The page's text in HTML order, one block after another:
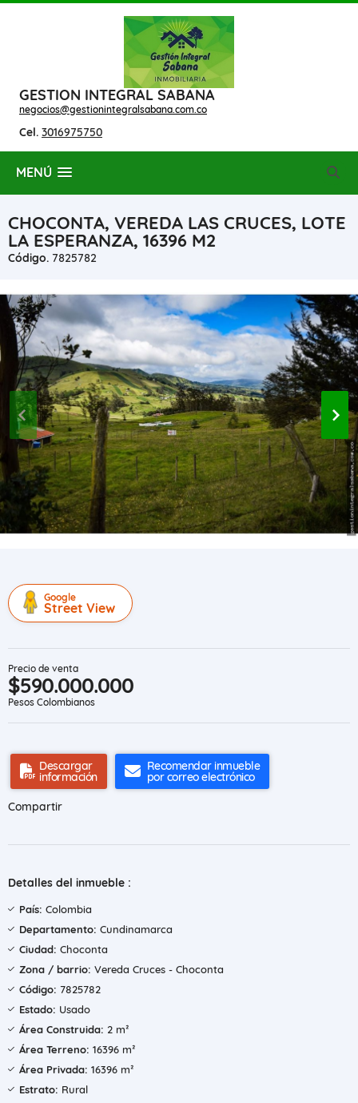
GESTION INTEGRAL SABANA
negocios@gestionintegralsabana.com.co
Cel. 3016975750
MENÚ
CHOCONTA, VEREDA LAS CRUCES, LOTE
LA ESPERANZA, 16396 M2
Código. 7825782
Google
Street View
Precio de venta
$590.000.000
Pesos Colombianos
Descargar
información
Recomendar inmueble
por correo electrónico
Compartir
Detalles del inmueble :
País: Colombia
Departamento: Cundinamarca
Ciudad: Choconta
Zona / barrio: Vereda Cruces - Choconta
Código: 7825782
Estado: Usado
Área Construida: 2 m²
Área Terreno: 16396 m²
Área Privada: 16396 m²
Estrato: Rural